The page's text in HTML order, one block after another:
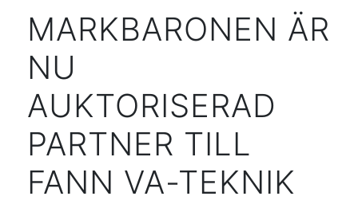
MARKBARONEN ÄR
NU
AUKTORISERAD
PARTNER TILL
FANN VA-TEKNIK